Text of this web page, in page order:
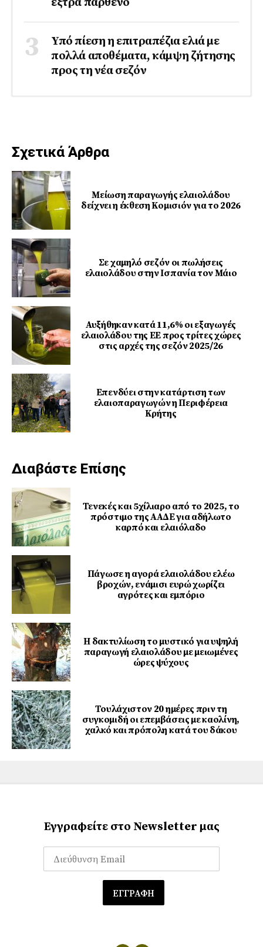
Υπό πίεση η επιτραπέζια ελιά με
πολλά αποθέματα, κάμψη ζήτησης
προς τη νέα σεζόν
Σχετικά Άρθρα
Μείωση παραγωγής ελαιολάδου
δείχνει η έκθεση Κομισιόν για το 2026
Σε χαμηλό σεζόν οι πωλήσεις
ελαιολάδου στην Ισπανία τον Μάιο
Αυξήθηκαν κατά 11,6% οι εξαγωγές
ελαιολάδου της ΕΕ προς τρίτες χώρες
στις αρχές της σεζόν 2025/26
Επενδύει στην κατάρτιση των
ελαιοπαραγωγών η Περιφέρεια
Κρήτης
Διαβάστε Επίσης
Τενεκές και 5χίλιαρο από το 2025, το
πρόστιμο της ΑΑΔΕ για αδήλωτο
καρπό και ελαιόλαδο
Πάγωσε η αγορά ελαιολάδου ελέω
βροχών, ενάμισι ευρώ χωρίζει
αγρότες και εμπόριο
Η δακτυλίωση το μυστικό για υψηλή
παραγωγή ελαιολάδου με μειωμένες
ώρες ψύχους
Τουλάχιστον 20 ημέρες πριν τη
συγκομιδή οι επεμβάσεις με καολίνη,
χαλκό και πρόπολη κατά του δάκου
Εγγραφείτε στο Newsletter μας